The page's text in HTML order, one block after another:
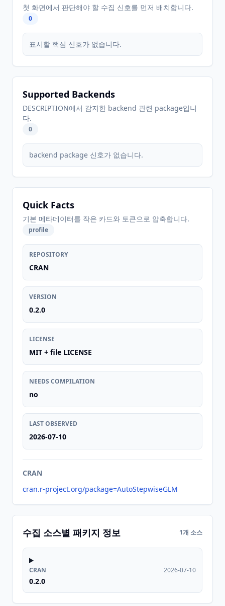
첫 화면에서 판단해야 할 수집 신호를 먼저 배치합니다.
0
표시할 핵심 신호가 없습니다.
Supported Backends
DESCRIPTION에서 감지한 backend 관련 package입니
다.
0
backend package 신호가 없습니다.
Quick Facts
기본 메타데이터를 작은 카드와 토큰으로 압축합니다.
profile
REPOSITORY
CRAN
VERSION
0.2.0
LICENSE
MIT + file LICENSE
NEEDS COMPILATION
no
LAST OBSERVED
2026-07-10
CRAN
cran.r-project.org/package=AutoStepwiseGLM
수집 소스별 패키지 정보 1개 소스
CRAN
0.2.0
2026-07-10